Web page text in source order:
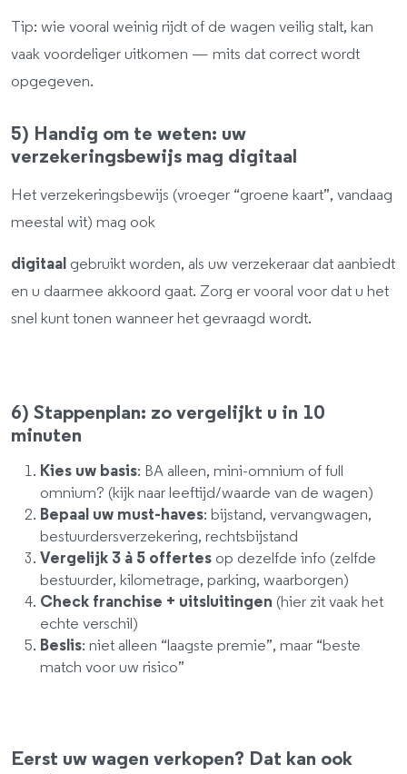
Tip: wie vooral weinig rijdt of de wagen veilig stalt, kan
vaak voordeliger uitkomen — mits dat correct wordt
opgegeven.
5) Handig om te weten: uw
verzekeringsbewijs mag digitaal
Het verzekeringsbewijs (vroeger “groene kaart”, vandaag
meestal wit) mag ook
digitaal gebruikt worden, als uw verzekeraar dat aanbiedt
en u daarmee akkoord gaat. Zorg er vooral voor dat u het
snel kunt tonen wanneer het gevraagd wordt.
6) Stappenplan: zo vergelijkt u in 10
minuten
Kies uw basis: BA alleen, mini-omnium of full
omnium? (kijk naar leeftijd/waarde van de wagen)
Bepaal uw must-haves: bijstand, vervangwagen,
bestuurdersverzekering, rechtsbijstand
Vergelijk 3 à 5 offertes op dezelfde info (zelfde
bestuurder, kilometrage, parking, waarborgen)
Check franchise + uitsluitingen (hier zit vaak het
echte verschil)
Beslis: niet alleen “laagste premie”, maar “beste
match voor uw risico”
Eerst uw wagen verkopen? Dat kan ook